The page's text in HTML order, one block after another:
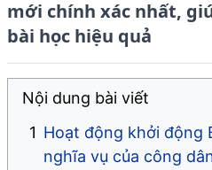
mới chính xác nhất,
bài học hiệu quả
Nội dung bài viết
Hoạt động khởi động
nghĩa vụ của công